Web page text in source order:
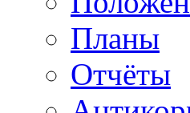
Планы
Отчёты